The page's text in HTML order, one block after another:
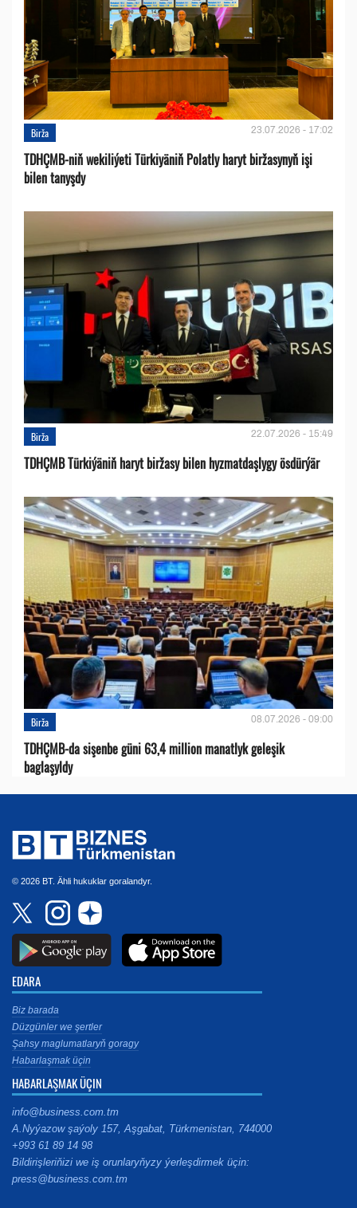
Birža 23.07.2026 - 17:02
TDHÇMB-niň wekiliýeti Türkiyäniň Polatly haryt biržasynyň işi
bilen tanyşdy
Birža 22.07.2026 - 15:49
TDHÇMB Türkiýäniň haryt biržasy bilen hyzmatdaşlygy ösdürýär
Birža 08.07.2026 - 09:00
TDHÇMB-da sişenbe güni 63,4 million manatlyk geleşik
baglaşyldy
© 2026 BT. Ähli hukuklar goralandyr.
EDARA
Biz barada
Düzgünler we şertler
Şahsy maglumatlaryň goragy
Habarlaşmak üçin
HABARLAŞMAK ÜÇIN
info@business.com.tm
A.Nyýazow şaýoly 157, Aşgabat, Türkmenistan, 744000
+993 61 89 14 98
Bildirişleriňizi we iş orunlaryňyzy ýerleşdirmek üçin:
press@business.com.tm